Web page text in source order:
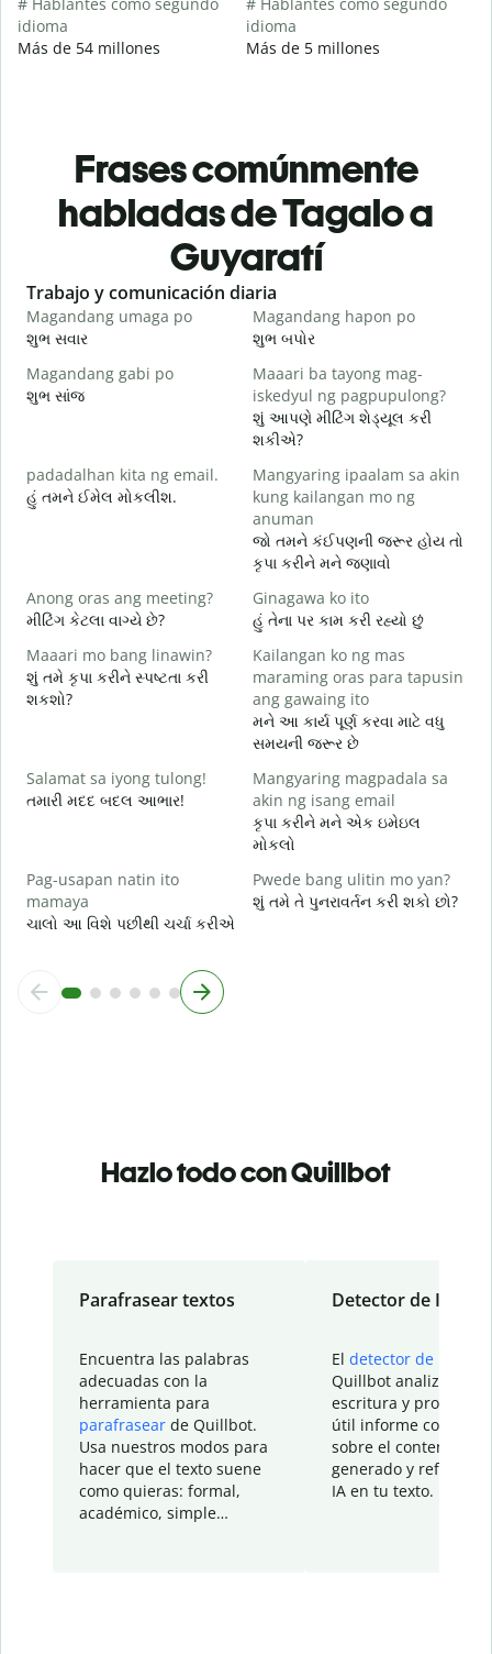
idioma
Más de 54 millones
idioma
Más de 5 millones
Frases comúnmente
habladas de Tagalo a
Guyaratí
Slide 1 of 6
Trabajo y comunicación diaria
Magandang umaga po
શુભ સવાર
Magandang hapon po
શુભ બપોર
Magandang gabi po
શુભ સાંજ
Maaari ba tayong mag-
iskedyul ng pagpupulong?
શું આપણે મીટિંગ શેડ્યૂલ કરી
શકીએ?
padadalhan kita ng email.
હું તમને ઈમેલ મોકલીશ.
Mangyaring ipaalam sa akin
kung kailangan mo ng
anuman
જો તમને કંઈપણની જરૂર હોય તો
કૃપા કરીને મને જણાવો
Anong oras ang meeting?
મીટિંગ કેટલા વાગ્યે છે?
Ginagawa ko ito
હું તેના પર કામ કરી રહ્યો છું
Maaari mo bang linawin?
શું તમે કૃપા કરીને સ્પષ્ટતા કરી
શકશો?
Kailangan ko ng mas
maraming oras para tapusin
ang gawaing ito
મને આ કાર્ય પૂર્ણ કરવા માટે વધુ
સમયની જરૂર છે
Salamat sa iyong tulong!
તમારી મદદ બદલ આભાર!
Mangyaring magpadala sa
akin ng isang email
કૃપા કરીને મને એક ઇમેઇલ
મોકલો
Pag-usapan natin ito
mamaya
ચાલો આ વિશે પછીથી ચર્ચા કરીએ
Pwede bang ulitin mo yan?
શું તમે તે પુનરાવર્તન કરી શકો છો?
Hazlo todo con Quillbot
Parafrasear textos
Encuentra las palabras
adecuadas con la
herramienta para
parafrasear de Quillbot.
Usa nuestros modos para
hacer que el texto suene
como quieras: formal,
académico, simple…
Detector de IA
El detector de IA
Quillbot analiza tu
escritura y
útil informe con
sobre el contenido
generado y refinado
IA en tu texto.